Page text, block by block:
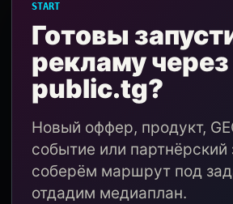
START
Готовы
рекламу через
public.tg?
Новый оффер, продукт,
событие или
соберём маршрут под
отдадим медиаплан.